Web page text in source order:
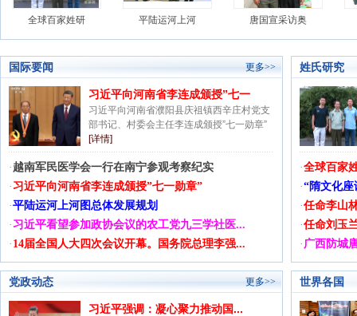
全球百家姓研 平陆运河上河 唐国宣采访奥
国际要闻 更多>>
习近平向河南省李连成颁授”七一
习近平向河南省濮阳县庆祖镇西辛庄村党支
部书记、村委会主任李连成颁授”七一勋章”
[详情]
· 越南军民医学会一行在南宁参观考察纪实
·习近平向河南省李连成颁授”七一勋章”
·平陆运河上河图总体发展规划
·习近平看望参加政协会议的农工党九三学社医...
· 14届全国人大四次会议开幕。国务院总理李强...
姓氏研究
·全球百家
·“隋文化
·任命李山
·任命刘玉
· 广西防城
党政动态 更多>>
习近平强调：凝心聚力推动国...
世界各国